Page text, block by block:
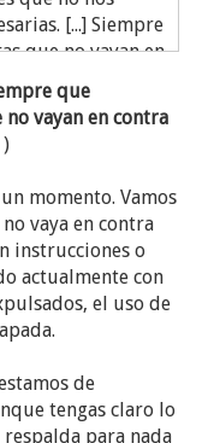
[...] Siempre
que no vayan en
Quizás
alguna razón.
por ser
"
la Tierra
". Insiste
equivocados,
también a los
¡Plop!
dos
vivido casi
el video
te dicen
Organización les
que
vayan en contra
)
momento. Vamos
vaya en contra
instrucciones o
actualmente con
el uso de
de
tengas claro lo
para nada